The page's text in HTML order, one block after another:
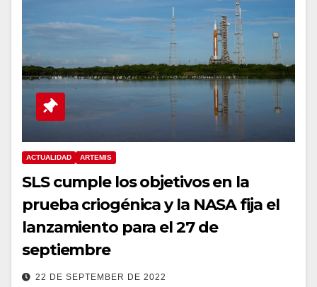
ACTUALIDAD ARTEMIS
SLS cumple los objetivos en la
prueba criogénica y la NASA fija el
lanzamiento para el 27 de
septiembre
22 DE SEPTEMBER DE 2022